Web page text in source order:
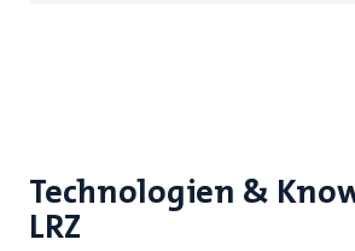
Technologien &
LRZ